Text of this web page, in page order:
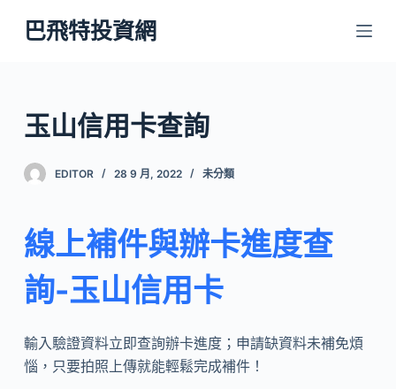
跳
至
內
容
巴飛特投資網
玉山信用卡查詢
EDITOR 28 9 月, 2022 未分類
線上補件與辦卡進度查
詢-玉山信用卡
輸入驗證資料立即查詢辦卡進度；申請缺資料未補免煩
惱，只要拍照上傳就能輕鬆完成補件！